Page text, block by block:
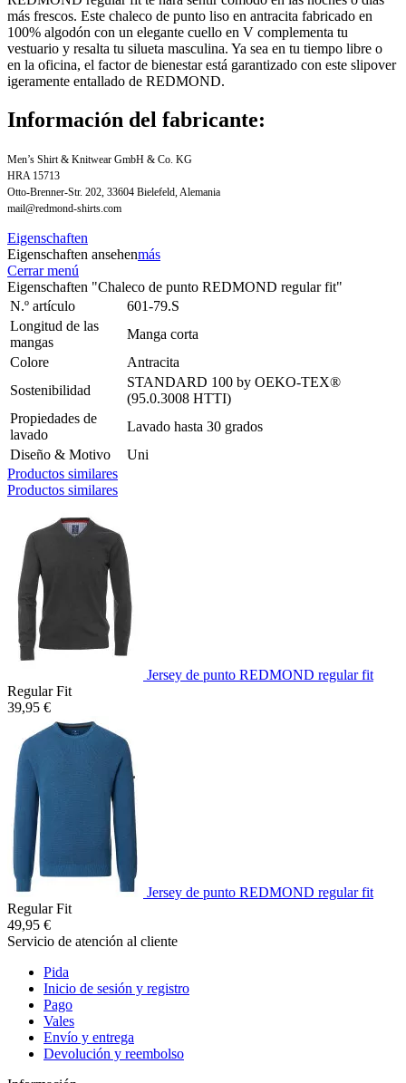
más frescos. Este chaleco de punto liso en antracita fabricado en
100% algodón con un elegante cuello en V complementa tu
vestuario y resalta tu silueta masculina. Ya sea en tu tiempo libre o
en la oficina, el factor de bienestar está garantizado con este slipover
igeramente entallado de REDMOND.
Información del fabricante:
Men’s Shirt & Knitwear GmbH & Co. KG
HRA 15713
Otto-Brenner-Str. 202, 33604 Bielefeld, Alemania
mail@redmond-shirts.com
Eigenschaften
Eigenschaften ansehenmás
Cerrar menú
Eigenschaften "Chaleco de punto REDMOND regular fit"
N.º artículo
601-79.S
Longitud de las
mangas
Manga corta
Colore
Antracita
Sostenibilidad
STANDARD 100 by OEKO-TEX®
(95.0.3008 HTTI)
Propiedades de
lavado
Lavado hasta 30 grados
Diseño & Motivo
Uni
Productos similares
Productos similares
Jersey de punto REDMOND regular fit
Regular Fit
39,95 €
Jersey de punto REDMOND regular fit
Regular Fit
49,95 €
Servicio de atención al cliente
Pida
Inicio de sesión y registro
Pago
Vales
Envío y entrega
Devolución y reembolso